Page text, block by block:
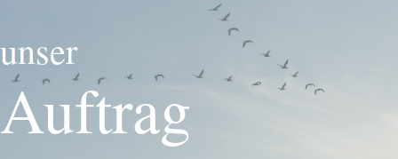
unser
Auftrag